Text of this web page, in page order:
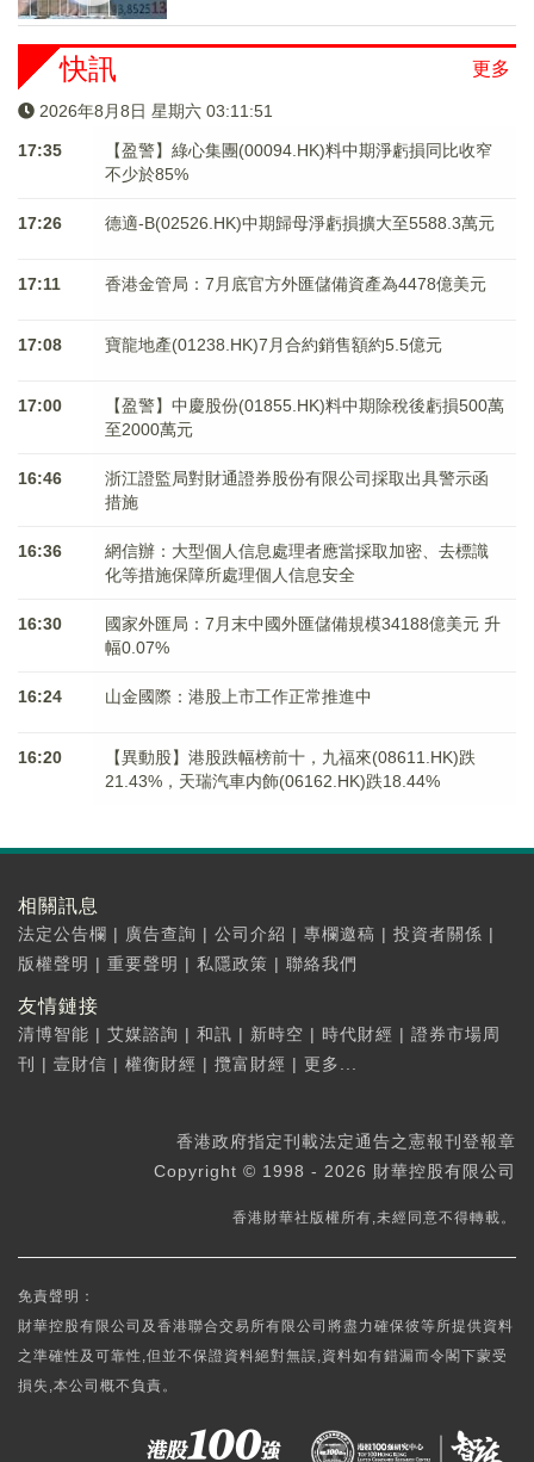
更多
快訊
2026年8月8日 星期六 03:11:51
17:35
【盈警】綠心集團(00094.HK)料中期淨虧損同比收窄
不少於85%
17:26 德適-B(02526.HK)中期歸母淨虧損擴大至5588.3萬元
17:11 香港金管局：7月底官方外匯儲備資產為4478億美元
17:08 寶龍地產(01238.HK)7月合約銷售額約5.5億元
17:00
【盈警】中慶股份(01855.HK)料中期除稅後虧損500萬
至2000萬元
16:46
浙江證監局對財通證券股份有限公司採取出具警示函
措施
16:36
網信辦：大型個人信息處理者應當採取加密、去標識
化等措施保障所處理個人信息安全
16:30
國家外匯局：7月末中國外匯儲備規模34188億美元 升
幅0.07%
16:24 山金國際：港股上市工作正常推進中
16:20
【異動股】港股跌幅榜前十，九福來(08611.HK)跌
21.43%，天瑞汽車内飾(06162.HK)跌18.44%
相關訊息
法定公告欄 | 廣告查詢 | 公司介紹 | 專欄邀稿 | 投資者關係 |
版權聲明 | 重要聲明 | 私隱政策 | 聯絡我們
友情鏈接
清博智能 | 艾媒諮詢 | 和訊 | 新時空 | 時代財經 | 證券市場周
刊
| 壹財信 | 權衡財經 | 攬富財經 | 更多...
香港政府指定刊載法定通告之憲報刊登報章
Copyright © 1998 - 2026 財華控股有限公司
香港財華社版權所有,未經同意不得轉載。
免責聲明：
財華控股有限公司及香港聯合交易所有限公司將盡力確保彼等所提供資料
之準確性及可靠性,但並不保證資料絕對無誤,資料如有錯漏而令閣下蒙受
損失,本公司概不負責。